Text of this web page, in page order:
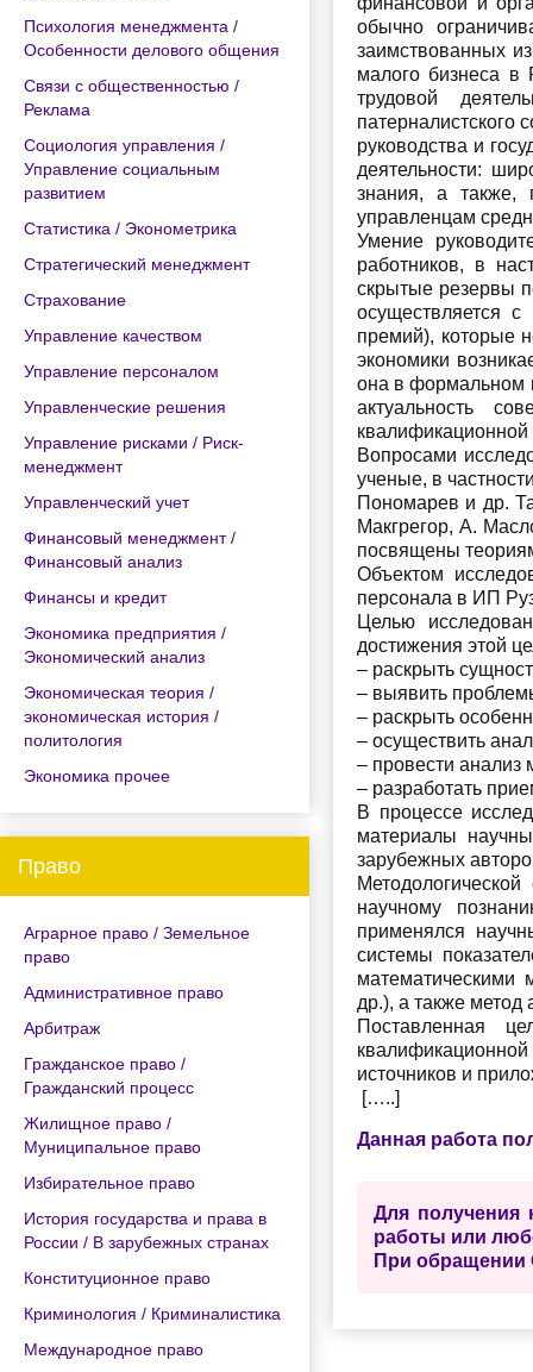
Психология менеджмента /
Особенности делового общения
Связи с общественностью /
Реклама
Социология управления /
Управление социальным
развитием
Статистика / Эконометрика
Стратегический менеджмент
Страхование
Управление качеством
Управление персоналом
Управленческие решения
Управление рисками / Риск-
менеджмент
Управленческий учет
Финансовый менеджмент /
Финансовый анализ
Финансы и кредит
Экономика предприятия /
Экономический анализ
Экономическая теория /
экономическая история /
политология
Экономика прочее
Право
Аграрное право / Земельное
право
Административное право
Арбитраж
Гражданское право /
Гражданский процесс
Жилищное право /
Муниципальное право
Избирательное право
История государства и права в
России / В зарубежных странах
Конституционное право
Криминология / Криминалистика
Международное право
обычно
заимствованных
малого бизнеса в
трудовой
патерналистского
руководства и
деятельности:
знания, а также,
управленцам
Умение
работников, в
скрытые резервы
осуществляется
премий), которые
экономики
она в формальном
актуальность
квалификационной
Вопросами
ученые, в
Пономарев и др.
Макгрегор, А.
посвящены
Объектом
персонала в ИП
Целью
достижения этой
– раскрыть
– выявить
– раскрыть
– осуществить
– провести
– разработать
В процессе
материалы
зарубежных
научному
применялся
системы
математическими
др.), а также метод
Поставленная
источников и
[…..]
Данная работа
Для получения
работы или
При обращении